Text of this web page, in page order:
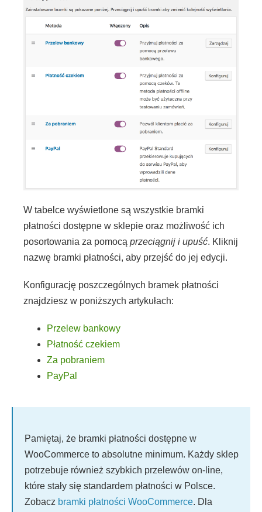
W tabelce wyświetlone są wszystkie bramki
płatności dostępne w sklepie oraz możliwość ich
posortowania za pomocą przeciągnij i upuść. Kliknij
nazwę bramki płatności, aby przejść do jej edycji.
Konfigurację poszczególnych bramek płatności
znajdziesz w poniższych artykułach:
Przelew bankowy
Płatność czekiem
Za pobraniem
PayPal
Pamiętaj, że bramki płatności dostępne w
WooCommerce to absolutne minimum. Każdy sklep
potrzebuje również szybkich przelewów on-line,
które stały się standardem płatności w Polsce.
Zobacz bramki płatności WooCommerce. Dla